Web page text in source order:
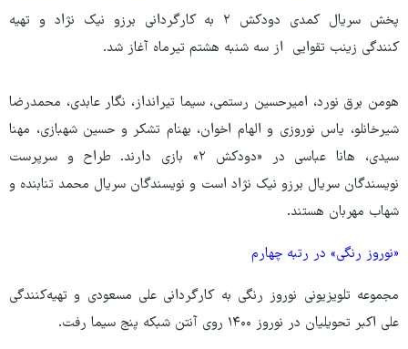
پخش سریال کمدی دودکش ۲ به کارگردانی برزو نیک نژاد و تهیه
کنندگی زینب تقوایی از سه شنبه هشتم تیرماه آغاز شد.
هومن برق نورد، امیرحسین رستمی، سیما تیرانداز، نگار عابدی، محمدرضا
شیرخانلو، یاس نوروزی و الهام اخوان، بهنام تشکر و حسین شهبازی، مهنا
سیدی، هانا عباسی در «دودکش ۲» بازی دارند. طراح و سرپرست
نویسندگان سریال برزو نیک نژاد است و نویسندگان سریال محمد تنابنده و
شهاب مهربان هستند.
«نوروز رنگی» در رتبه چهارم
مجموعه‌ تلویزیونی نوروز رنگی به کارگردانی علی مسعودی و تهیه‌کنندگی
علی اکبر تحویلیان در نوروز ۱۴۰۰ روی آنتن شبکه پنج سیما رفت.